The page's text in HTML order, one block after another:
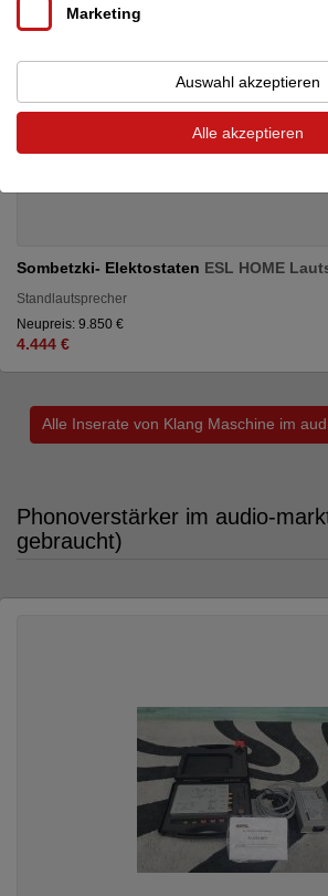
Sombetzki- Elektostaten ESL HOME
Standlautsprecher
Neupreis: 9.850 €
4.444 €
Alle Inserate von Klang Maschine im
Phonoverstärker im audio-
gebraucht)
Marketing
Auswahl akzeptieren
Alle akzeptieren